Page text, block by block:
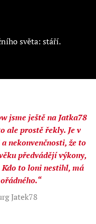
světa: stáří.
jsme ještě na Jatka78
ale prostě řekly. Je v
nekonvenčnosti, že to
předvádějí výkony,
to loni nestihl, má
Jatek78